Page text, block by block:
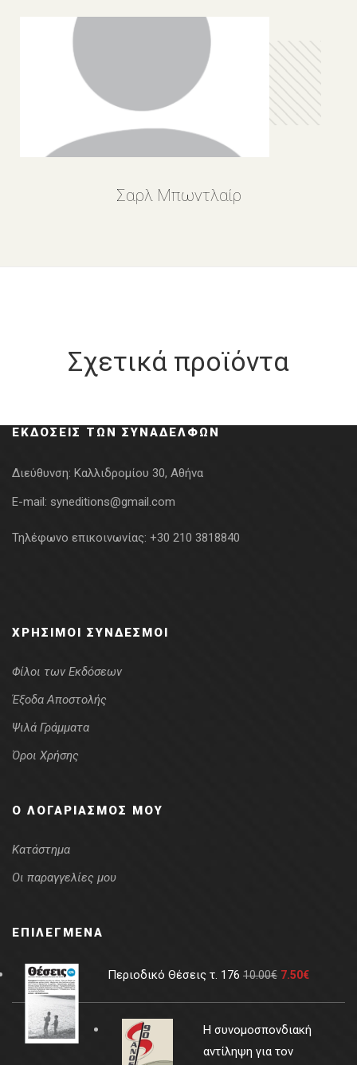
Σαρλ Μπωντλαίρ
Σχετικά προϊόντα
ΕΚΔΌΣΕΙΣ ΤΩΝ ΣΥΝΑΔΈΛΦΩΝ
Διεύθυνση: Καλλιδρομίου 30, Αθήνα
E-mail: syneditions@gmail.com
Τηλέφωνο επικοινωνίας: +30 210 3818840
ΧΡΉΣΙΜΟΙ ΣΎΝΔΕΣΜΟΙ
Φίλοι των Εκδόσεων
Έξοδα Αποστολής
Ψιλά Γράμματα
Όροι Χρήσης
Ο ΛΟΓΑΡΙΑΣΜΌΣ ΜΟΥ
Κατάστημα
Οι παραγγελίες μου
ΕΠΙΛΕΓΜΈΝΑ
Περιοδικό Θέσεις τ. 176 10.00€ 7.50€
Η συνομοσπονδιακή
αντίληψη για τον